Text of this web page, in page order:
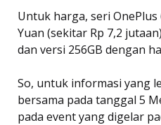
Untuk harga, seri
Yuan (sekitar Rp 7,2
dan versi 256GB dengan
So, untuk informasi yang
bersama pada tanggal 5
pada event yang digelar